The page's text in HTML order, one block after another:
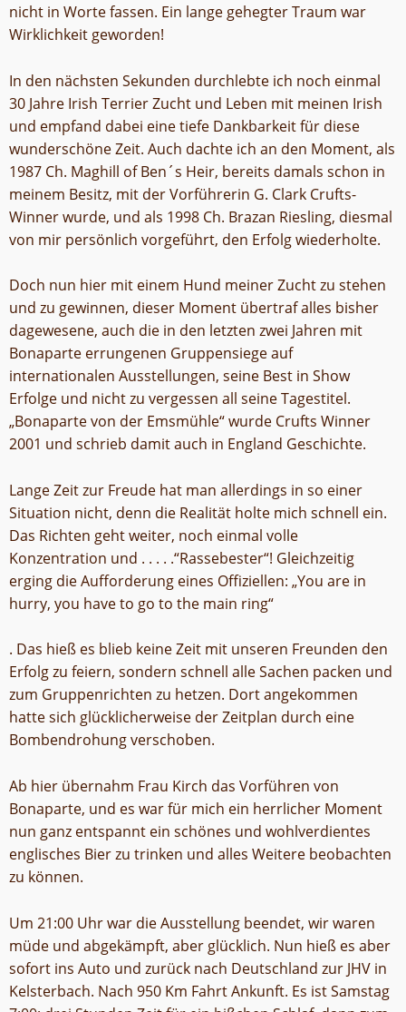
nicht in Worte fassen. Ein lange gehegter Traum war
Wirklichkeit geworden!
In den nächsten Sekunden durchlebte ich noch einmal
30 Jahre Irish Terrier Zucht und Leben mit meinen Irish
und empfand dabei eine tiefe Dankbarkeit für diese
wunderschöne Zeit. Auch dachte ich an den Moment, als
1987 Ch. Maghill of Ben´s Heir, bereits damals schon in
meinem Besitz, mit der Vorführerin G. Clark Crufts-
Winner wurde, und als 1998 Ch. Brazan Riesling, diesmal
von mir persönlich vorgeführt, den Erfolg wiederholte.
Doch nun hier mit einem Hund meiner Zucht zu stehen
und zu gewinnen, dieser Moment übertraf alles bisher
dagewesene, auch die in den letzten zwei Jahren mit
Bonaparte errungenen Gruppensiege auf
internationalen Ausstellungen, seine Best in Show
Erfolge und nicht zu vergessen all seine Tagestitel.
„Bonaparte von der Emsmühle“ wurde Crufts Winner
2001 und schrieb damit auch in England Geschichte.
Lange Zeit zur Freude hat man allerdings in so einer
Situation nicht, denn die Realität holte mich schnell ein.
Das Richten geht weiter, noch einmal volle
Konzentration und . . . . .“Rassebester“! Gleichzeitig
erging die Aufforderung eines Offiziellen: „You are in
hurry, you have to go to the main ring“
. Das hieß es blieb keine Zeit mit unseren Freunden den
Erfolg zu feiern, sondern schnell alle Sachen packen und
zum Gruppenrichten zu hetzen. Dort angekommen
hatte sich glücklicherweise der Zeitplan durch eine
Bombendrohung verschoben.
Ab hier übernahm Frau Kirch das Vorführen von
Bonaparte, und es war für mich ein herrlicher Moment
nun ganz entspannt ein schönes und wohlverdientes
englisches Bier zu trinken und alles Weitere beobachten
zu können.
Um 21:00 Uhr war die Ausstellung beendet, wir waren
müde und abgekämpft, aber glücklich. Nun hieß es aber
sofort ins Auto und zurück nach Deutschland zur JHV in
Kelsterbach. Nach 950 Km Fahrt Ankunft. Es ist Samstag